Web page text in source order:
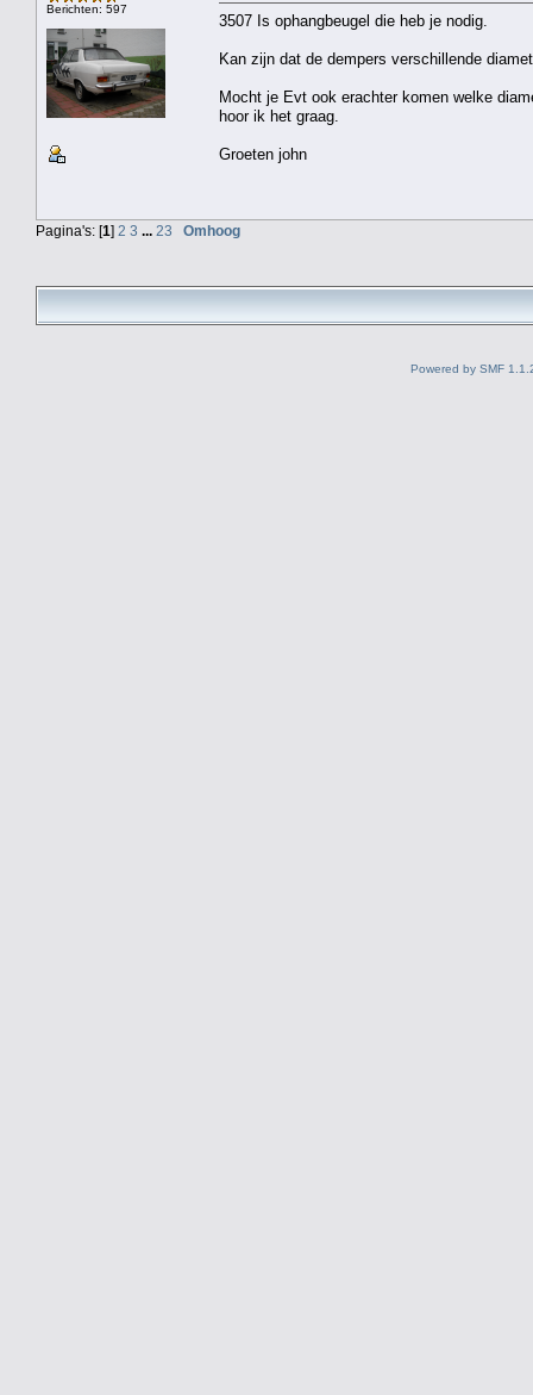
Berichten: 597
3507 Is ophangbeugel die heb je nodig.
Kan zijn dat de dempers verschillende
Mocht je Evt ook erachter komen welke
hoor ik het graag.
Groeten john
Pagina's: [1] 2 3 ... 23 Omhoog
Powered by SMF